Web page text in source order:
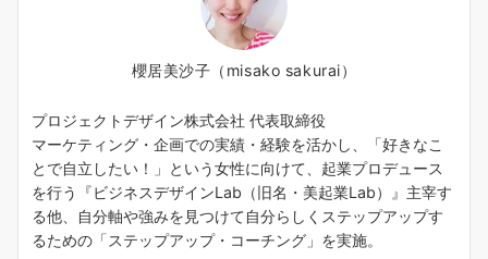
櫻居美沙子（misako sakurai）
プロジェクトデザイン株式会社 代表取締役
マーケティング・企画での実績・経験を活かし、「好きなこ
とで自立したい！」という女性に向けて、起業プロデュース
を行う『ビジネスデザインLab（旧名・美起業Lab）』主宰す
る他、自分軸や強みを見つけて自分らしくステップアップす
るための「ステップアップ・コーチング」を実施。